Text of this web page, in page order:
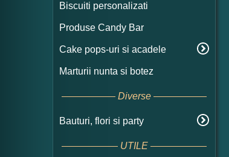
Biscuiti personalizati
Produse Candy Bar
Cake pops-uri si acadele
Marturii nunta si botez
Diverse
Bauturi, flori si party
UTILE